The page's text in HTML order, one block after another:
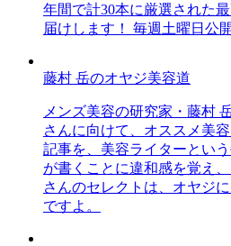
年間で計30本に厳選された
届けします！ 毎週土曜日公
藤村 岳のオヤジ美容道
メンズ美容の研究家・藤村
さんに向けて、オススメ美
記事を、美容ライターとい
が書くことに違和感を覚え
さんのセレクトは、オヤジ
ですよ。